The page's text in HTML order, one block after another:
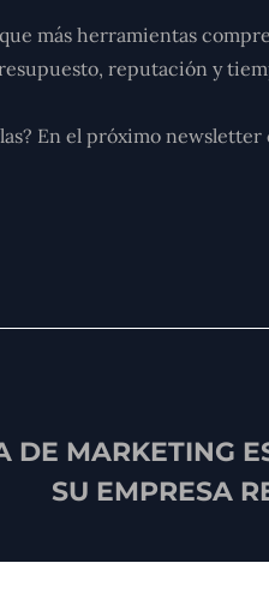
más herramientas
reputación y
En el próximo newsletter
DE MARKETING
SU EMPRESA